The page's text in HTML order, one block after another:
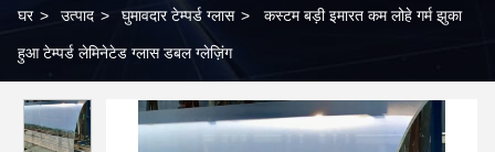
घर > उत्पाद > घुमावदार टेम्पर्ड ग्लास > कस्टम बड़ी इमारत कम लोहे गर्म झुका
हुआ टेम्पर्ड लेमिनेटेड ग्लास डबल ग्लेज़िंग